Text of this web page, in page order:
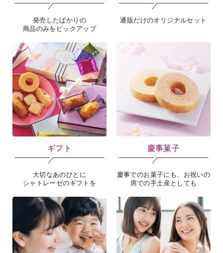
発売したばかりの
商品のみをピックアップ
通販だけのオリジナルセット
ギフト
大切なあのひとに
シャトレーゼのギフトを
慶事菓子
慶事でのお菓子にも、お祝いの
席での手土産としても